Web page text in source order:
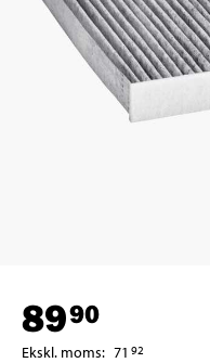
8990
Ekskl. moms: 71 92